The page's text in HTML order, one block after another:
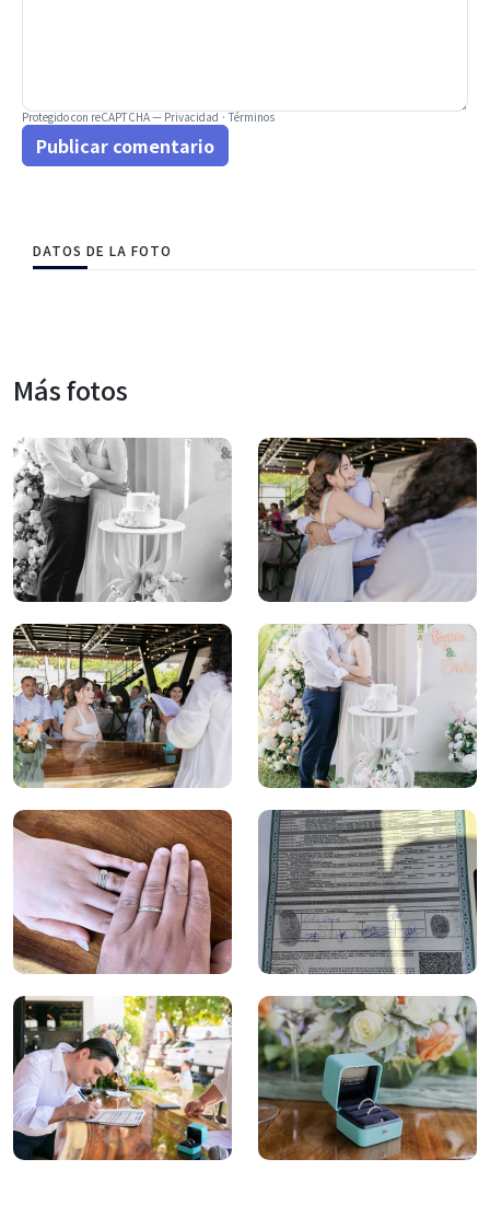
Protegido con reCAPTCHA —Privacidad·Términos
Publicar comentario
DATOS DE LA FOTO
Más fotos